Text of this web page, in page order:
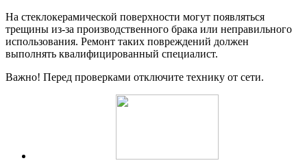
На стеклокерамической поверхности могут появляться
трещины из-за производственного брака или неправильного
использования. Ремонт таких повреждений должен
выполнять квалифицированный специалист.
Важно! Перед проверками отключите технику от сети.